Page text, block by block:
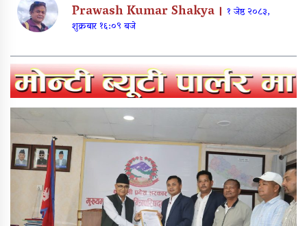
नागढुङ्गा–सिस्नेखोला सुरुङमार्ग उद्घाटन:
तीन महिनासम्म ‘परीक्षणकाल’,
अत्यावश्यक सेवालाई मात्र प्रवेश
वीरेन्द्रनगरमा रक्तदान कार्यक्रम सम्पन्न,
९४ पिन्ट रगत संकलन
कर्णाली प्रदेश सरकारद्वारा सवारी
साधनमा नयाँ कर र दस्तुर निर्धारण
Prawash Kumar Shakya । १ जेष्ठ २०८३,
शुक्रबार १६:०९ बजे